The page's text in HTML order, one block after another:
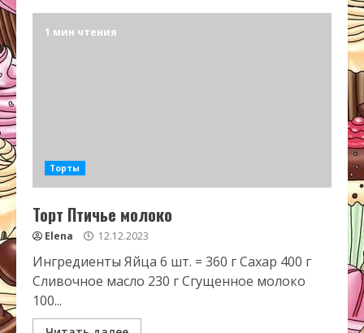
1 мин чтения
Торты
Торт Птичье молоко
Elena 12.12.2023
Ингредиенты Яйца 6 шт. = 360 г Сахар 400 г
Сливочное масло 230 г Сгущенное молоко
100...